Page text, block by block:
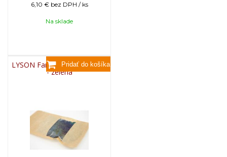
6,10 € bez DPH / ks
Na sklade
LYSON Farba na sviečky, 25g
- zelená